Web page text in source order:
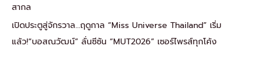
สากล
เปิดประตูสู่จักรวาล…ฤดูกาล “Miss Universe Thailand” เริ่ม
แล้ว!“บอสณวัฒน์” ลั่นซีซัน “MUT2026” เซอร์ไพรส์ทุกโค้ง